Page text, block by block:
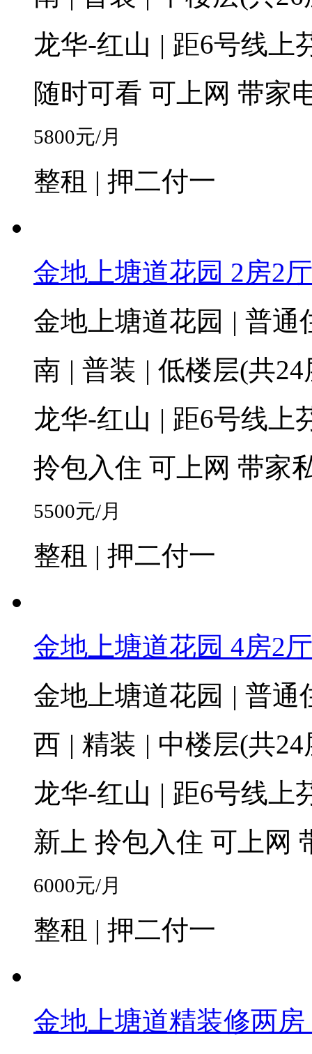
龙华-红山 | 距6号线上
随时可看 可上网 带家
5800元/月
整租 | 押二付一
金地上塘道花园 2房2
金地上塘道花园 | 普通
南 | 普装 | 低楼层(共
龙华-红山 | 距6号线上
拎包入住 可上网 带家
5500元/月
整租 | 押二付一
金地上塘道花园 4房2
金地上塘道花园 | 普通
西 | 精装 | 中楼层(共
龙华-红山 | 距6号线上
新上 拎包入住 可上网
6000元/月
整租 | 押二付一
金地上塘道精装修两